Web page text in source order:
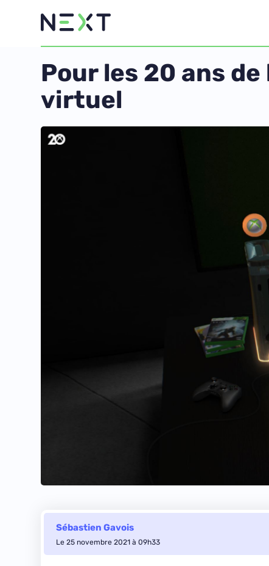
Pour les 20 ans
virtuel
Sébastien Gavois
Le 25 novembre 2021 à 09h33